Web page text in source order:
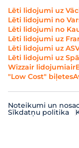
Lēti lidojumi uz
Lēti lidojumi no
Lēti lidojumi no
Lēti lidojumi uz
Lēti lidojumi uz
Lēti lidojumi uz
Wizzair lidojumi
"Low Cost" biļetes
Noteikumi un
Sīkdatņu politika